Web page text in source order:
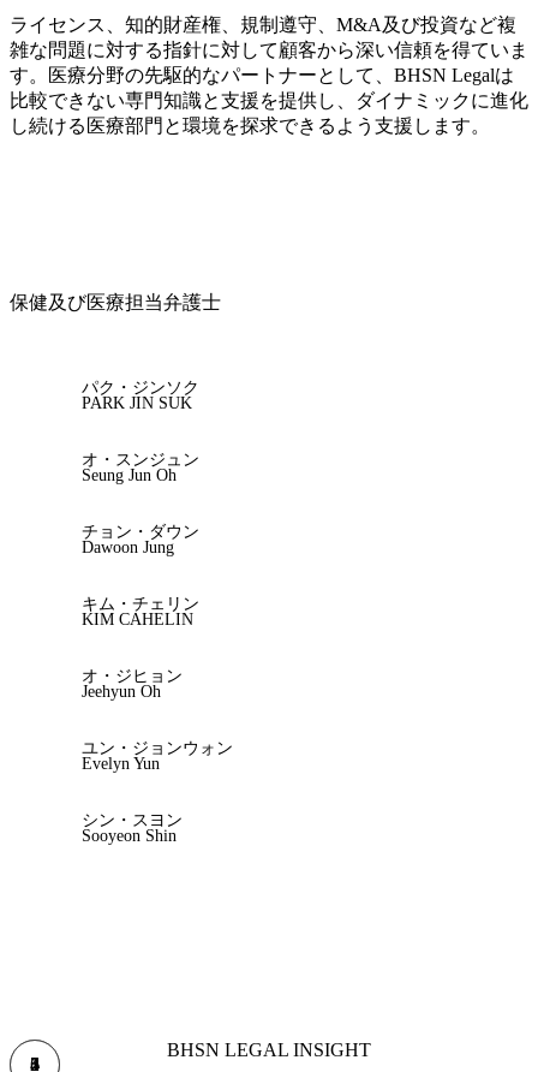
ライセンス、知的財産権、規制遵守、M&A及び投資など複
雑な問題に対する指針に対して顧客から深い信頼を得ていま
す。医療分野の先駆的なパートナーとして、BHSN Legalは
比較できない専門知識と支援を提供し、ダイナミックに進化
し続ける医療部門と環境を探求できるよう支援します。
保健及び医療担当弁護士
パク・ジンソク
PARK JIN SUK
オ・スンジュン
Seung Jun Oh
チョン・ダウン
Dawoon Jung
キム・チェリン
KIM CAHELIN
オ・ジヒョン
Jeehyun Oh
ユン・ジョンウォン
Evelyn Yun
シン・スヨン
Sooyeon Shin
BHSN LEGAL INSIGHT